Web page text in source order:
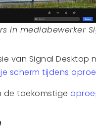
in mediabewerker
van Signal Desktop
scherm tijdens
de toekomstige